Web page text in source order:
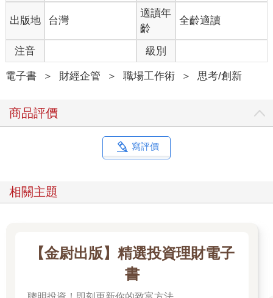
因為我不希望這只是做一年就結束了的事。我希望做一件能夠長
期延續下去的事情，於是，在這門課程中，我講述了一些商業的
底層邏輯，因為只有底層邏輯才有生命力。在面臨變化的時候，
底層邏輯能夠應用到新的變化裡面，從而產生新的方法論。
什麼是「底層邏輯」？
億元，如果沒超過50%，馬雲給王健林1億元。
今天，我們回看多年前的這個賭局，不得不深思：為什麼這兩個
人對各自代表的線上、線下經濟的看法，會有如此大的分歧？
一方打敗另一方，是因為二者之間有天大的不同嗎？不是的。
層邏輯上沒有本質的區別。從本質上來說，二者都是流量、轉化
兩個人發生爭執的時候，一定是因為他們之間有更多的相同之
處，而不是不同之處。完全不同的兩個人是吵不起來的。
事物間的共同點，就是底層邏輯。
出版地 台灣
適讀年
齡
全齡適讀
注音 級別
電子書 ＞ 財經企管 ＞ 職場工作術 ＞ 思考/創新
商品評價
寫評價
相關主題
【金尉出版】精選投資理財電子
書